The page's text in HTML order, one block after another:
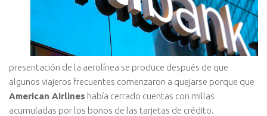
presentación de la aerolínea se produce después de que
algunos viajeros frecuentes comenzaron a quejarse porque que
American Airlines había cerrado cuentas con millas
acumuladas por los bonos de las tarjetas de crédito.